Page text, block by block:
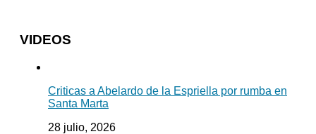
VIDEOS
Criticas a Abelardo de la Espriella por rumba en
Santa Marta
28 julio, 2026